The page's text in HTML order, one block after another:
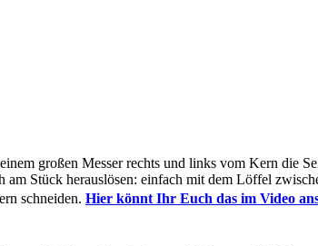
großen Messer rechts und links vom Kern die
Stück herauslösen: einfach mit dem Löffel
schneiden. Hier könnt Ihr Euch das im Video